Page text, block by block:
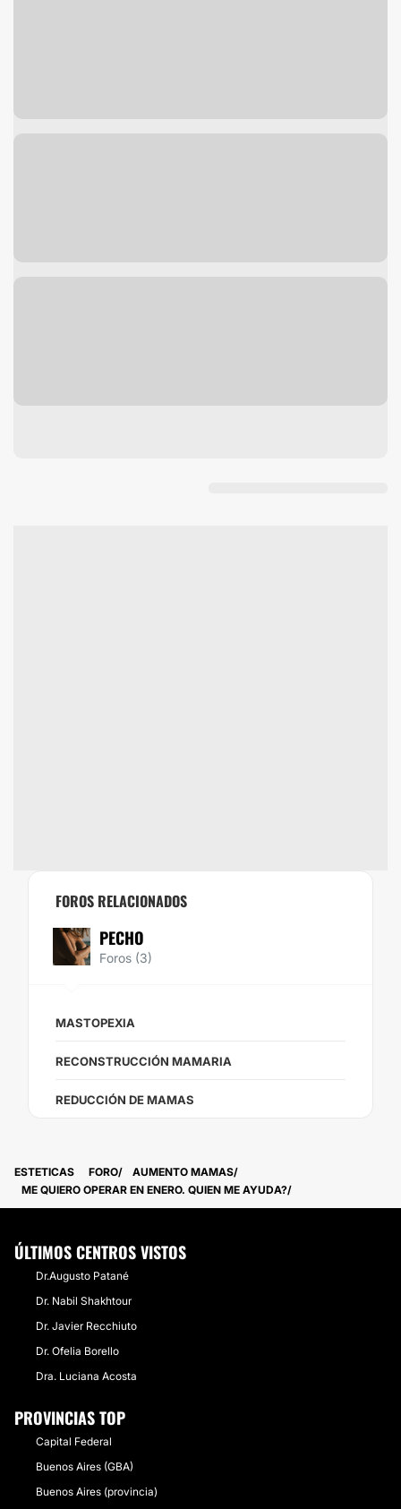
FOROS RELACIONADOS
PECHO
Foros (3)
MASTOPEXIA
RECONSTRUCCIÓN MAMARIA
REDUCCIÓN DE MAMAS
ESTETICAS FORO
AUMENTO MAMAS
ME QUIERO OPERAR EN ENERO. QUIEN ME AYUDA?
ÚLTIMOS CENTROS VISTOS
Dr.​Augusto Patané​
Dr. Nabil Shakhtour
Dr. Javier Recchiuto
Dr. Ofelia Borello
Dra. Luciana Acosta
PROVINCIAS TOP
Capital Federal
Buenos Aires (GBA)
Buenos Aires (provincia)